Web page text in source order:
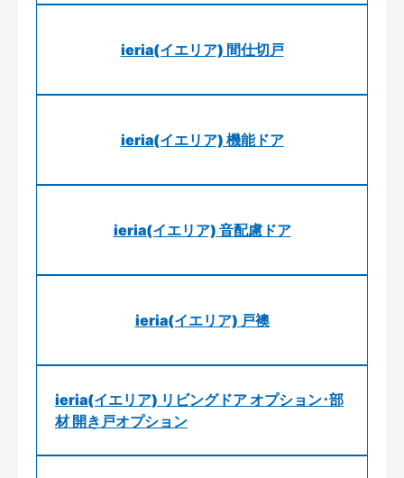
ieria(イエリア) 間仕切戸
ieria(イエリア) 機能ドア
ieria(イエリア) 音配慮ドア
ieria(イエリア) 戸襖
ieria(イエリア) リビングドア オプション･部
材 開き戸オプション